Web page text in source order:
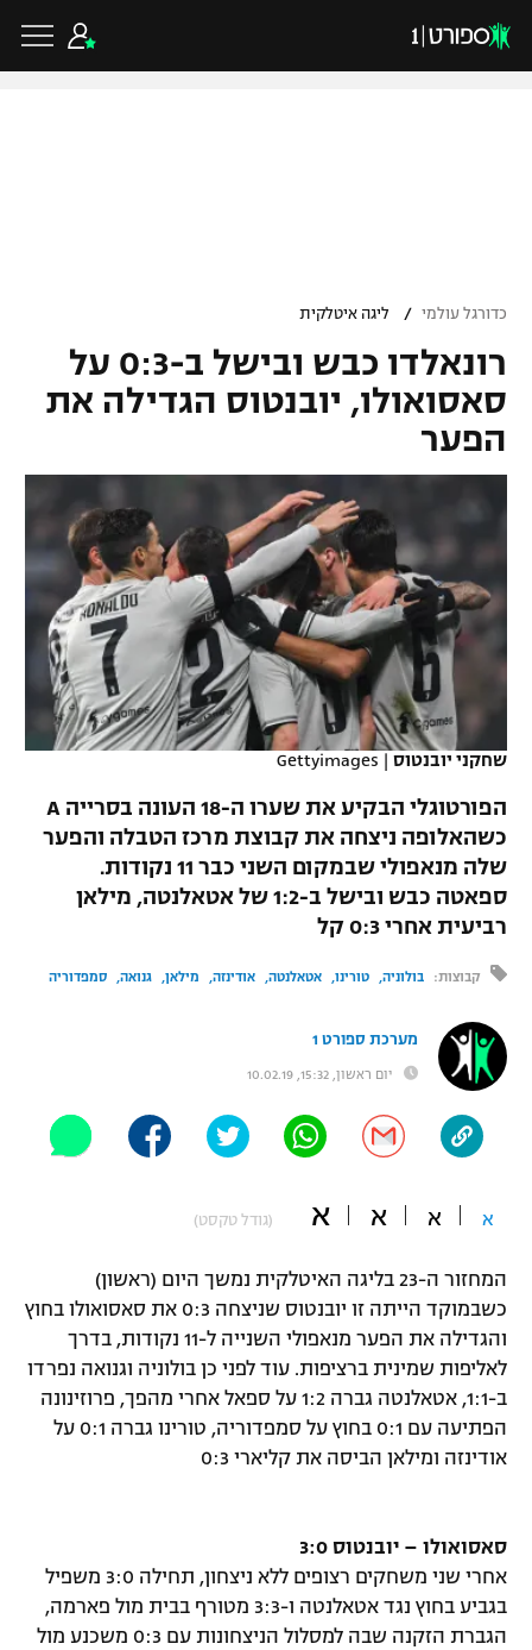
VOD
רץ ברשת
תוצאות
לוח שידורים
ברחבה
"מעל הליגה" – פודקאסט
"מחצית בשכונה" – פודקאסט
תקנון עבור פעילות אלקטרה
תקנון עבור פעילות ספורט 1 – "מרלן"
גיימינג E-Sports
תנאי שימוש
תקנון פעילות ספורט 1
רשיון להקרנה פומבית לבית עסק
גביע הטוטו
ליגיונרים
נבחרת ישראל
מכבי חיפה
בית"ר ירושלים
מכבי תל אביב
הפועל חיפה
הפועל באר שבע
מכבי נתניה
בני יהודה
ליגת האלופות
ליגה אירופית
ליגה אנגלית
ליגה ספרדית
ליגה איטלקית
ליגה צרפתית
ליגה הולנדית
ליגה טורקית
ליגה סינית
ליגה ברזילאית
ליגות נוספות
כדורסל ישראלי
ליגת ווינר סל
כדורסל נשים
מכבי תל אביב
הפועל חולון
הפועל ירושלים
כדורסל עולמי
NBA
יורוליג
יורוקאפ
ענפים נוספים
טניס
כדוריד
כדורעף
שחייה
ג'ודו
אגרוף
היאבקות WWE
אופניים
כדורמים
פוטבול אמריקאי NFL
בייסבול MLB
ספורט אתגרי ואקסטרים
אומנויות לחימה
כדורגל עולמי / ליגה איטלקית
רונאלדו כבש ובישל ב-0:3 על
סאסואולו, יובנטוס הגדילה את
הפער
שחקני יובנטוס |
Gettyimages
הפורטוגלי הבקיע את שערו ה-18 העונה בסרייה A
כשהאלופה ניצחה את קבוצת מרכז הטבלה והפער
שלה מנאפולי שבמקום השני כבר 11 נקודות.
ספאטה כבש ובישל ב-1:2 של אטאלנטה, מילאן
רביעית אחרי 0:3 קל
קבוצות: בולוניה טורינו אטאלנטה אודינזה מילאן גנואה סמפדוריה
מערכת ספורט 1
יום ראשון, 15:32, 10.02.19
א א א א (גודל טקסט)
המחזור ה-23 בליגה האיטלקית נמשך היום (ראשון)
כשבמוקד הייתה זו יובנטוס שניצחה 0:3 את סאסואולו בחוץ
והגדילה את הפער מנאפולי השנייה ל-11 נקודות, בדרך
לאליפות שמינית ברציפות. עוד לפני כן בולוניה וגנואה נפרדו
ב-1:1, אטאלנטה גברה 1:2 על ספאל אחרי מהפך, פרוזינונה
הפתיעה עם 0:1 בחוץ על סמפדוריה, טורינו גברה 0:1 על
אודינזה ומילאן הביסה את קליארי 0:3
סאסואולו – יובנטוס 3:0
אחרי שני משחקים רצופים ללא ניצחון, תחילה 3:0 משפיל
בגביע בחוץ נגד אטאלנטה ו-3:3 מטורף בבית מול פארמה,
הגברת הזקנה שבה למסלול הניצחונות עם 0:3 משכנע מול